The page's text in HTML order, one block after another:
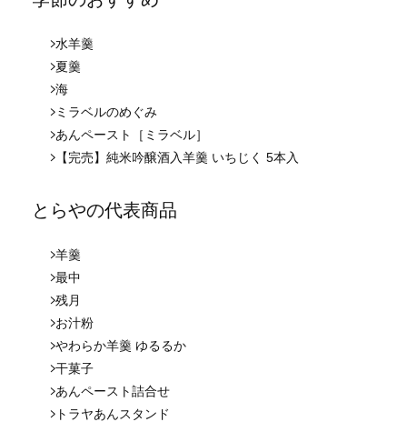
水羊羹
夏羹
海
ミラベルのめぐみ
あんペースト［ミラベル］
【完売】純米吟醸酒入羊羹 いちじく 5本入
とらやの代表商品
羊羹
最中
残月
お汁粉
やわらか羊羹 ゆるるか
干菓子
あんペースト詰合せ
トラヤあんスタンド